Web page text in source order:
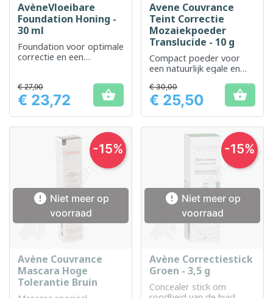
AvèneVloeibare
Foundation Honing -
30 ml
Foundation voor optimale
correctie en een
Prijs
€ 27,90
€ 23,72 
Avene Couvrance
Teint Correctie
Mozaiekpoeder
Translucide - 10 g
Compact poeder voor
een natuurlijk egale en
Prijs
€ 30,00
€ 25,50 
 Niet meer op
voorraad
Avène Couvrance
Mascara Hoge
Tolerantie Bruin
-15%
 Niet meer op
voorraad
Avène Correctiestick
Groen - 3,5 g
Concealer stick om
-15%